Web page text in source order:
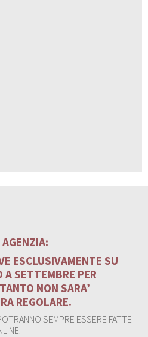
ESCLUSIVAMENTE SU
SETTEMBRE PER
NON SARA’
REGOLARE.
SEMPRE ESSERE FATTE